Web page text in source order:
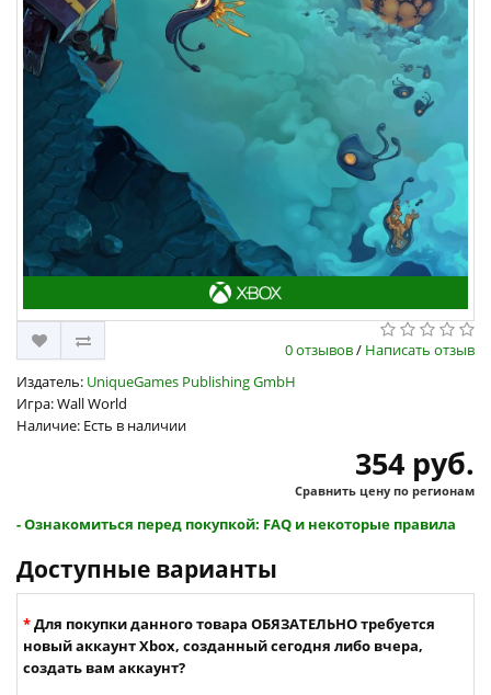
0 отзывов/ Написать отзыв
Издатель: UniqueGames Publishing GmbH
Игра: Wall World
Наличие: Есть в наличии
354 руб.
Сравнить цену по регионам
- Ознакомиться перед покупкой: FAQ и некоторые правила
Доступные варианты
Для покупки данного товара ОБЯЗАТЕЛЬНО требуется
новый аккаунт Xbox, созданный сегодня либо вчера,
создать вам аккаунт?